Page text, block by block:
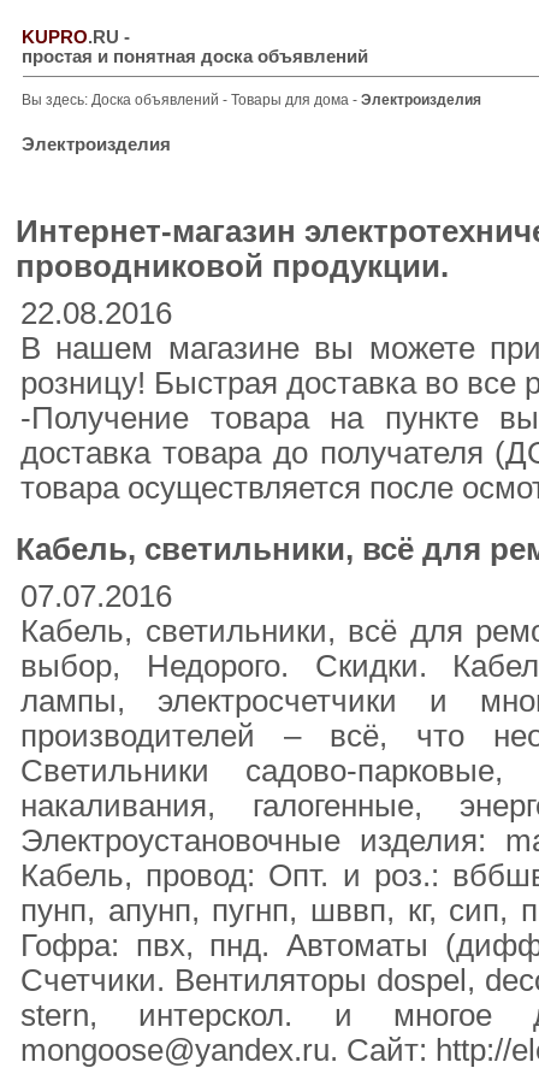
KUPRO.RU -
простая и понятная доска объявлений
Вы здесь: Доска объявлений - Товары для дома - Электроизделия
Электроизделия
Интернет-магазин
проводниковой продукции.
22.08.2016
В нашем магазине вы можете
розницу! Быстрая доставка во
-Получение товара на пункте
доставка товара до получателя
товара осуществляется после
Кабель, светильники, всё для
07.07.2016
Кабель, светильники, всё для
выбор, Недорого. Скидки.
лампы, электросчетчики и
производителей – всё, что
Светильники садово-
накаливания, галогенные,
Электроустановочные изделия:
Кабель, провод: Опт. и роз.:
пунп, апунп, пугнп, шввп, кг, сип,
Гофра: пвх, пнд. Автоматы
Счетчики. Вентиляторы dospel,
stern, интерскол. и многое
mongoose@yandex.ru. Сайт: http://